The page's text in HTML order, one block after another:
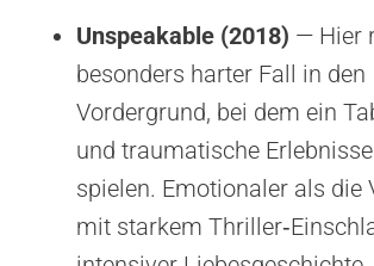
Unspeakable (2018) — Hier
besonders harter Fall in den
Vordergrund, bei dem ein
und traumatische
spielen. Emotionaler als die
mit starkem